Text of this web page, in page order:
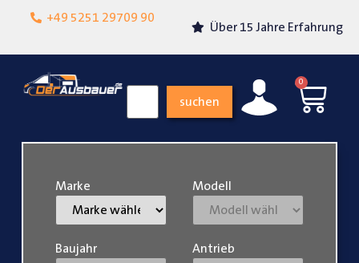
+49 5251 29709 90
Lokalgeschäft in
Über 15 Jahre Erfahrung
suchen
0
Marke Modell
Baujahr Antrieb